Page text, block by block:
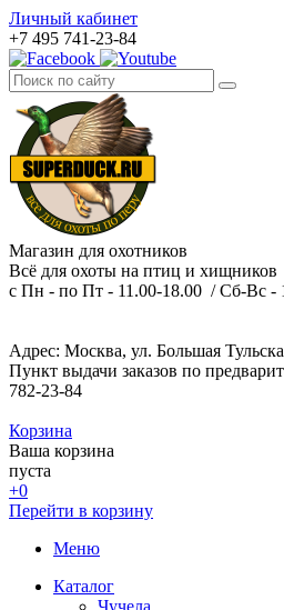
Личный кабинет
+7 495 741-23-84
Магазин для охотников
Всё для охоты на птиц и хищников
с Пн - по Пт - 11.00-18.00 / Сб-Вс -
Адрес: Москва, ул. Большая
Пункт выдачи заказов по
782-23-84
Корзина
Ваша корзина
пуста
+0
Перейти в корзину
Меню
Каталог
Чучела